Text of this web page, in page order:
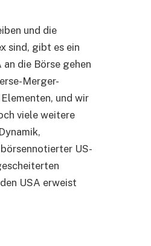
und die
sind, gibt es ein
die Börse gehen
Merger-
und wir
viele weitere
US-
USA erweist